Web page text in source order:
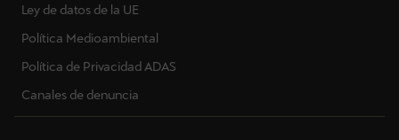
Ley de datos de la UE
Política Medioambiental
Política de Privacidad ADAS
Canales de denuncia